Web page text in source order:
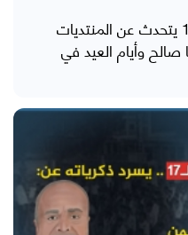
مقبل نصر غالب في الحلقة الـ18 يتحدث عن المنتديات
وأيام العيد في